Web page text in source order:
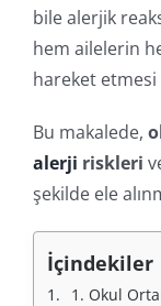
bile alerjik
hem ailelerin
hareket etmesi
Bu makalede,
alerji riskleri
şekilde ele
İçindekiler
1. Okul